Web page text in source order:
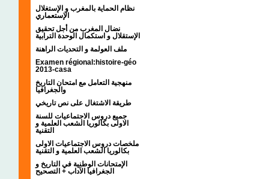
نظام الحماية بالمغرب و الإستغلال
الإستعماري
نضال المغرب من أجل تحقيق
الإستقلال و استكمال الوحدة الترابية
ملف العولمة و التحديات الراهنة
Examen régional:histoire-géo
2013-casa
منهجية التعامل مع امتحان التاريخ
والجغرافيا
طريقة الاشتغال على نص تاريخي
جميع دروس الاجتماعيات للسنة
الاولى بكالوريا الشعب العلمية و
التقنية
ملخصات دروس الاجتماعيات الاولى
بكالوريا الشعب العلمية و التقنية
الإمتحانات الوطنية في التاريخ و
الجغرافيا الآداب + التصحيح